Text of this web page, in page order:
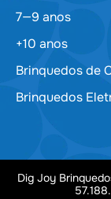
7—9 anos
+10 anos
Brinquedos de
Brinquedos
Dig Joy